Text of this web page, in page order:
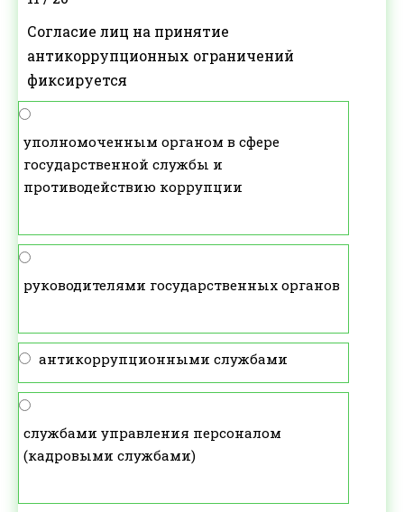
Согласие лиц на принятие
антикоррупционных ограничений
фиксируется
уполномоченным органом в сфере
государственной службы и
противодействию коррупции
руководителями государственных органов
антикоррупционными службами
службами управления персоналом
(кадровыми службами)